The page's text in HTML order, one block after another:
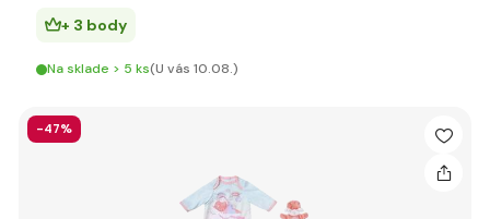
+ 3 body
Na sklade > 5 ks(U vás 10.08.)
-47%